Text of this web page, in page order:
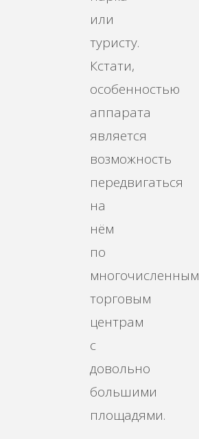
или
туристу.
Кстати,
особенностью
аппарата
является
возможность
передвигаться
на
нём
по
многочисленным
торговым
центрам
с
довольно
большими
площадями.